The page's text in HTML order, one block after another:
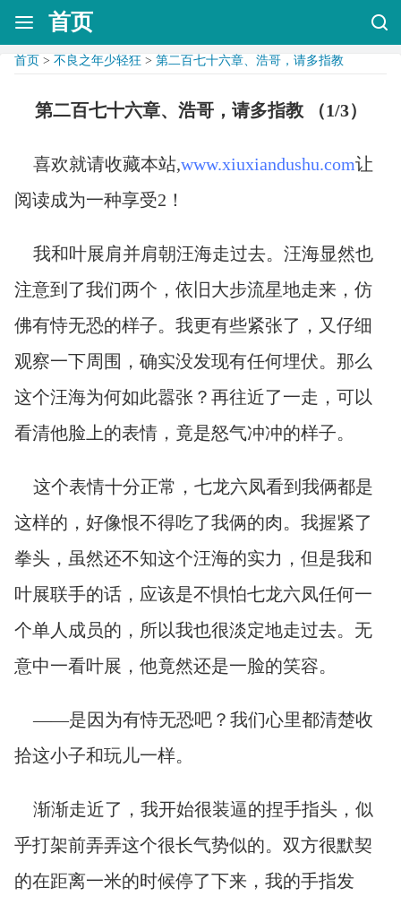
首页
首页 > 不良之年少轻狂 > 第二百七十六章、浩哥，请多指教
第二百七十六章、浩哥，请多指教 （1/3）
喜欢就请收藏本站,www.xiuxiandushu.com让
阅读成为一种享受2！
我和叶展肩并肩朝汪海走过去。汪海显然也
注意到了我们两个，依旧大步流星地走来，仿
佛有恃无恐的样子。我更有些紧张了，又仔细
观察一下周围，确实没发现有任何埋伏。那么
这个汪海为何如此嚣张？再往近了一走，可以
看清他脸上的表情，竟是怒气冲冲的样子。
这个表情十分正常，七龙六凤看到我俩都是
这样的，好像恨不得吃了我俩的肉。我握紧了
拳头，虽然还不知这个汪海的实力，但是我和
叶展联手的话，应该是不惧怕七龙六凤任何一
个单人成员的，所以我也很淡定地走过去。无
意中一看叶展，他竟然还是一脸的笑容。
——是因为有恃无恐吧？我们心里都清楚收
拾这小子和玩儿一样。
渐渐走近了，我开始很装逼的捏手指头，似
乎打架前弄弄这个很长气势似的。双方很默契
的在距离一米的时候停了下来，我的手指发